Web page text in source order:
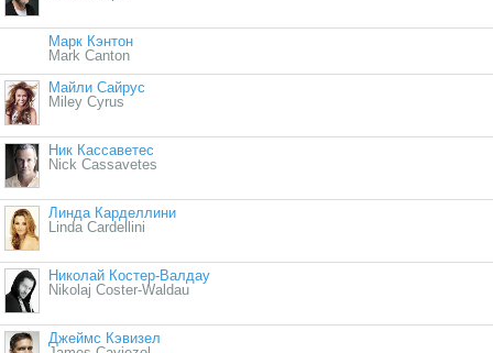
Марк Кэнтон
Mark Canton
Майли Сайрус
Miley Cyrus
Ник Кассаветес
Nick Cassavetes
Линда Карделлини
Linda Cardellini
Николай Костер-Валдау
Nikolaj Coster-Waldau
Джеймс Кэвизел